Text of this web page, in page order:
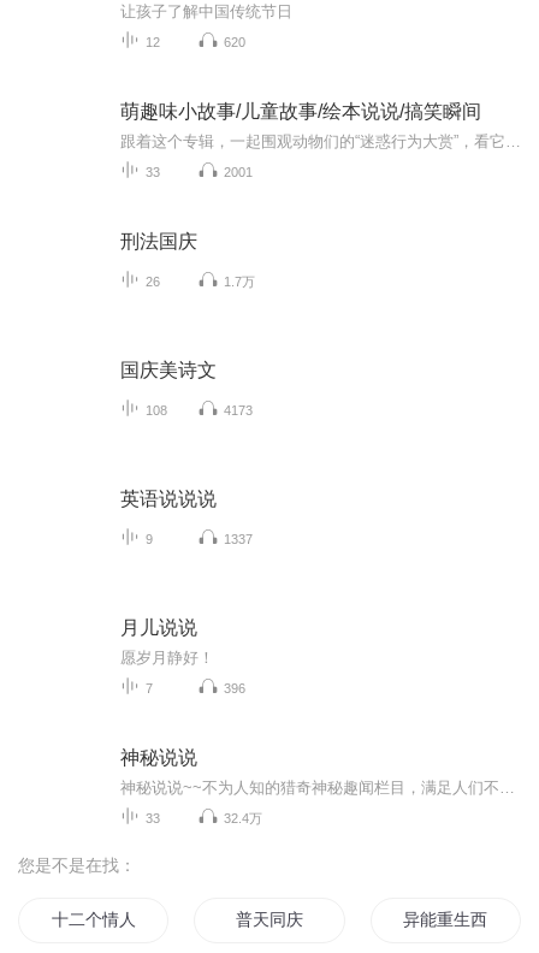
让孩子了解中国传统节日
12 620
萌趣味小故事/儿童故事/绘本说说/搞笑瞬间
33 2001
刑法国庆
26 1.7万
国庆美诗文
108 4173
英语说说说
9 1337
月儿说说
愿岁月静好！
7 396
神秘说说
33 32.4万
您是不是在找：
十二个情人节 普天同庆 异能重生西门庆